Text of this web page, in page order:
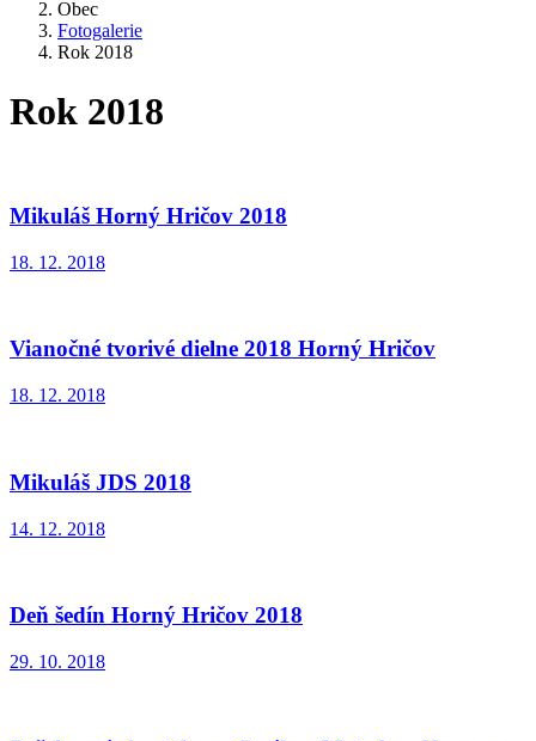
Obec
Fotogalerie
Rok 2018
Rok 2018
Mikuláš Horný Hričov 2018
18. 12. 2018
Vianočné tvorivé dielne 2018 Horný Hričov
18. 12. 2018
Mikuláš JDS 2018
14. 12. 2018
Deň šedín Horný Hričov 2018
29. 10. 2018